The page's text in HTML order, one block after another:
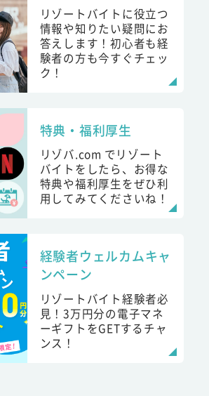
リゾートバイトに役立つ
情報や知りたい疑問にお
答えします！初心者も経
験者の方も今すぐチェッ
ク！
特典・福利厚生
リゾバ.com でリゾート
バイトをしたら、お得な
特典や福利厚生をぜひ利
用してみてくださいね！
経験者ウェルカムキャ
ンペーン
リゾートバイト経験者必
見！3万円分の電子マネ
ーギフトをGETするチャ
ンス！